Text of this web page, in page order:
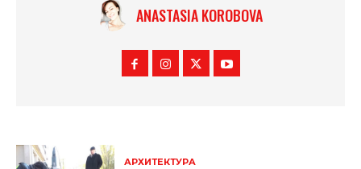
ANASTASIA KOROBOVA
АРХИТЕКТУРА